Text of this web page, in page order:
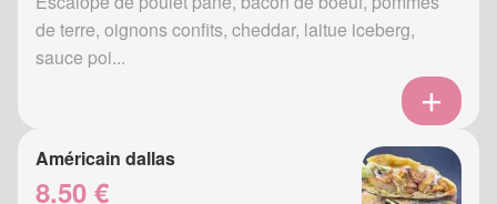
de terre, oignons confits, cheddar, laitue iceberg,
sauce poi...
Américain dallas
8.50 €